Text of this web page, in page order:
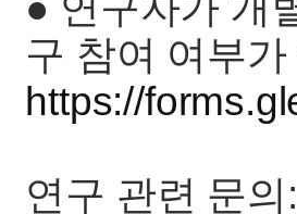
구 참여 여부
https://
연구 관련 문의: